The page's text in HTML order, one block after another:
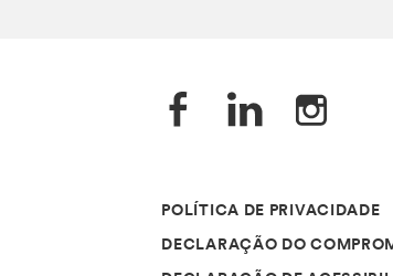
POLÍTICA DE PRIVACIDADE
DECLARAÇÃO DO